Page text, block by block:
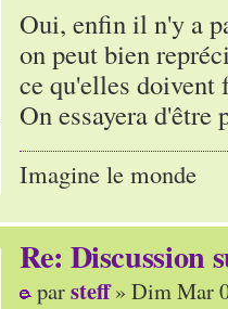
Oui, enfin il n'y a
on peut bien
ce qu'elles doivent
On essayera d'être
Imagine le monde
Re: Discussion
parsteff» Dim Mar